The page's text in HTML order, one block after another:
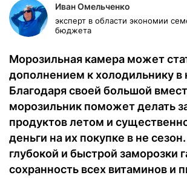
Иван Омельченко
эксперт в области экономии
бюджета
Морозильная камера может
дополнением к холодильнику в
Благодаря своей большой
морозильник поможет делать
продуктов летом и
деньги на их покупке в не
глубокой и быстрой заморозки
сохранность всех витаминов и